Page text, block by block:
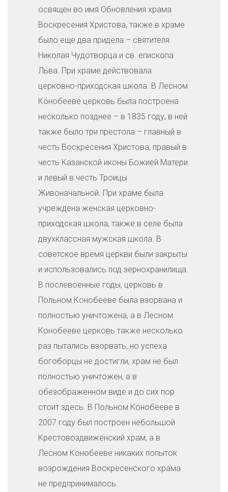
освящен во имя Обновления храма
Воскресения Христова, также в храме
было еще два придела – святителя
Николая Чудотворца и св. епископа
Льва. При храме действовала
церковно-приходская школа. В Лесном
Конобееве церковь была построена
несколько позднее – в 1835 году, в ней
также было три престола – главный в
честь Воскресения Христова, правый в
честь Казанской иконы Божией Матери
и левый в честь Троицы
Живоначальной. При храме была
учреждена женская церковно-
приходская школа, также в селе была
двухклассная мужская школа. В
советское время церкви были закрыты
и использовались под зернохранилища.
В послевоенные годы, церковь в
Польном Конобееве была взорвана и
полностью уничтожена, а в Лесном
Конобееве церковь также несколько
раз пытались взорвать, но успеха
богоборцы не достигли, храм не был
полностью уничтожен, а в
обезображенном виде и до сих пор
стоит здесь. В Польном Конобееве в
2007 году был построен небольшой
Крестовоздвиженский храм, а в
Лесном Конобееве никаких попыток
возрождения Воскресенского храма
не предпринималось.